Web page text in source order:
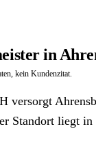
in
kein Kundenzitat.
versorgt
Standort liegt in